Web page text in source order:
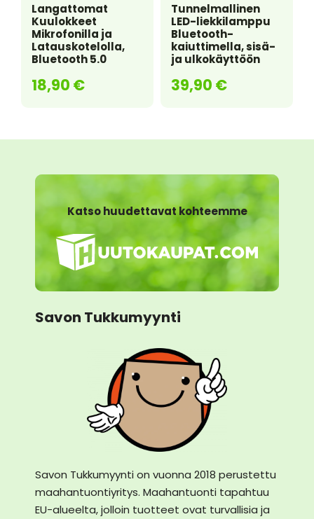
Langattomat
Kuulokkeet
Mikrofonilla ja
Latauskotelolla,
Bluetooth 5.0
18,90 €
Tunnelmallinen
LED-liekkilamppu
Bluetooth-
kaiuttimella, sisä-
ja ulkokäyttöön
39,90 €
Katso huudettavat kohteemme
Savon Tukkumyynti
Savon Tukkumyynti on vuonna 2018 perustettu
maahantuontiyritys. Maahantuonti tapahtuu
EU-alueelta, jolloin tuotteet ovat turvallisia ja